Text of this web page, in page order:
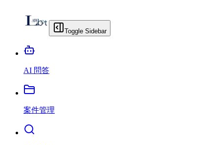
Toggle Sidebar
AI 問答
案件管理